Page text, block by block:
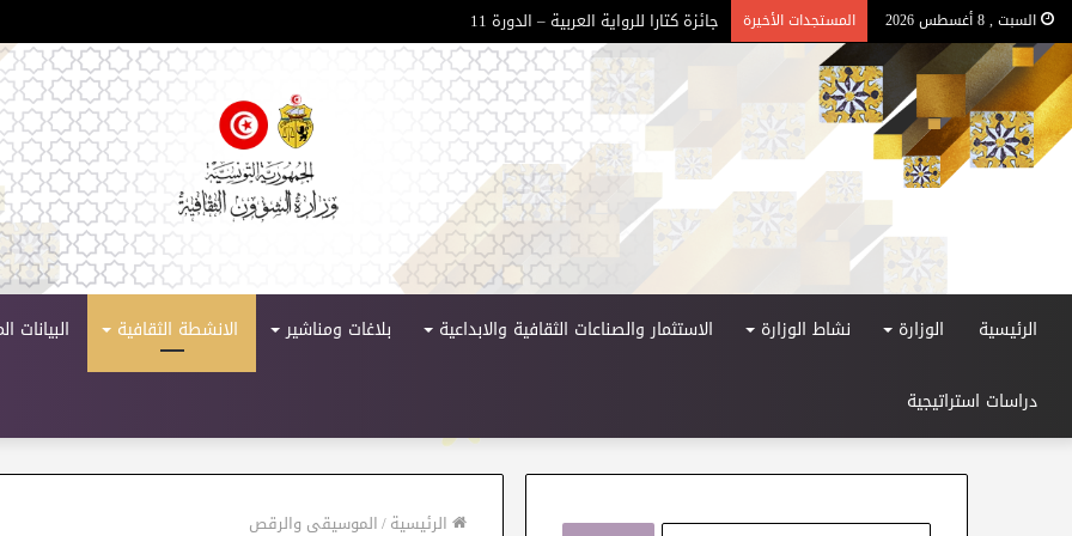
السبت , 8 أغسطس 2026 المستجدات الأخيرة جائزة كتارا للرواية العربية – الدورة 11
الرئيسية الوزارة نشاط الوزارة الاستثمار والصناعات الثقافية والابداعية بلاغات ومناشير الانشطة الثقافية البيانات
دراسات استراتيجية
الرئيسية/الموسيقى والرقص